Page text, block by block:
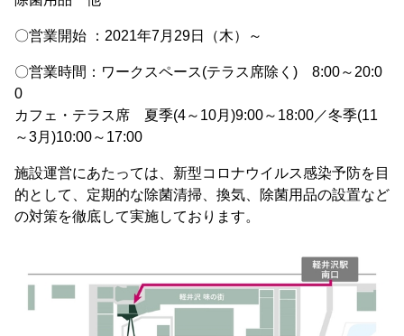
〇営業開始 ：2021年7月29日（木）～
〇営業時間：ワークスペース(テラス席除く) 8:00～20:0
0
カフェ・テラス席 夏季(4～10月)9:00～18:00／冬季(11
～3月)10:00～17:00
施設運営にあたっては、新型コロナウイルス感染予防を目
的として、定期的な除菌清掃、換気、除菌用品の設置など
の対策を徹底して実施しております。